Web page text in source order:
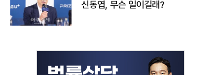
신동엽, 무슨 일이길래?